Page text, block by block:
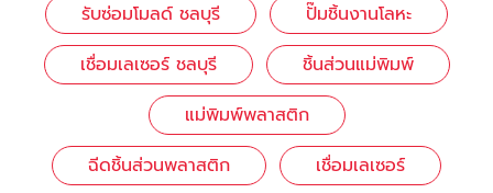
รับซ่อมโมลด์ ชลบุรี
ปั๊มชิ้นงานโลหะ
เชื่อมเลเซอร์ ชลบุรี
ชิ้นส่วนแม่พิมพ์
แม่พิมพ์พลาสติก
ฉีดชิ้นส่วนพลาสติก
เชื่อมเลเซอร์